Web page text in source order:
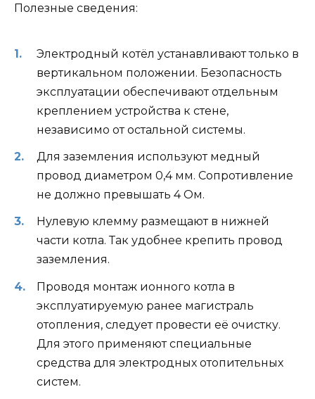
Полезные сведения:
Электродный котёл устанавливают только в
вертикальном положении. Безопасность
эксплуатации обеспечивают отдельным
креплением устройства к стене,
независимо от остальной системы.
Для заземления используют медный
провод диаметром 0,4 мм. Сопротивление
не должно превышать 4 Ом.
Нулевую клемму размещают в нижней
части котла. Так удобнее крепить провод
заземления.
Проводя монтаж ионного котла в
эксплуатируемую ранее магистраль
отопления, следует провести её очистку.
Для этого применяют специальные
средства для электродных отопительных
систем.